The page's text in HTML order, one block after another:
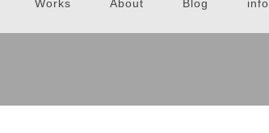
Works About Blog info